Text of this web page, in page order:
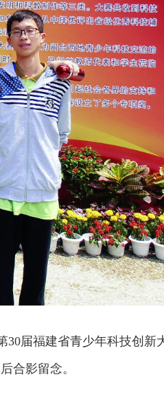
30届福建省青少年科技创新
为三人获奖后合影留